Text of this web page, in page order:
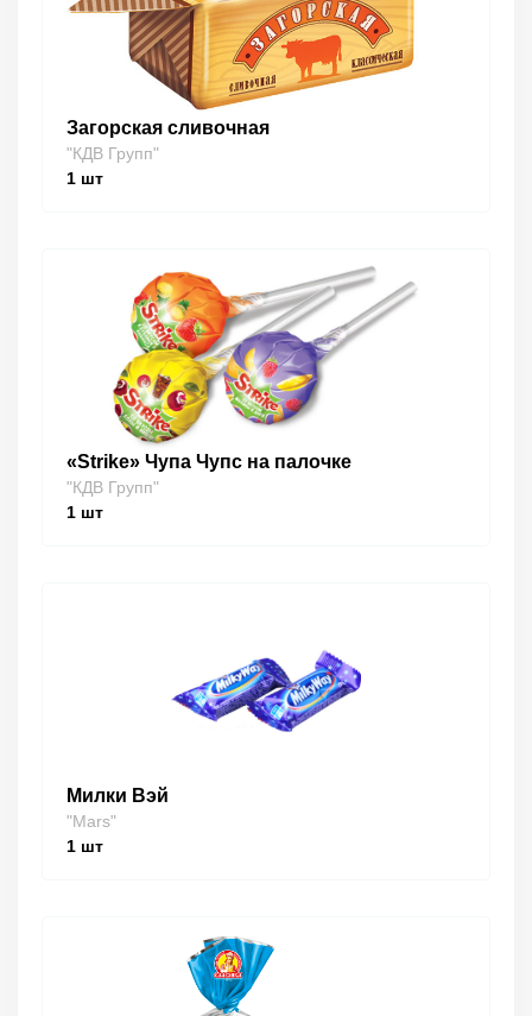
Загорская сливочная
"КДВ Групп"
1 шт
«Strike» Чупа Чупс на палочке
"КДВ Групп"
1 шт
Милки Вэй
"Mars"
1 шт